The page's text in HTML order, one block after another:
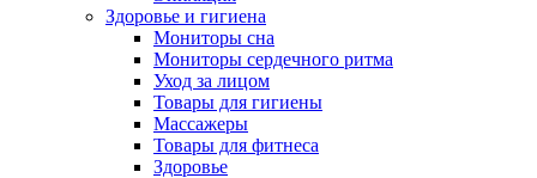
Здоровье и гигиена
Мониторы сна
Мониторы сердечного ритма
Уход за лицом
Товары для гигиены
Массажеры
Товары для фитнеса
Здоровье